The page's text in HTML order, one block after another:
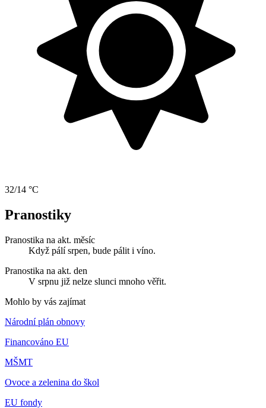
32/14 °C
Pranostiky
Pranostika na akt. měsíc
Když pálí srpen, bude pálit i víno.
Pranostika na akt. den
V srpnu již nelze slunci mnoho věřit.
Mohlo by vás zajímat
Národní plán obnovy
Financováno EU
MŠMT
Ovoce a zelenina do škol
EU fondy